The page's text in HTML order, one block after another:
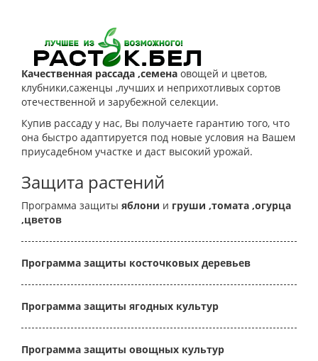
Качественная рассада ,семена овощей и цветов,
клубники,саженцы ,лучших и неприхотливых сортов
отечественной и зарубежной селекции.
Купив рассаду у нас, Вы получаете гарантию того, что
она быстро адаптируется под новые условия на Вашем
приусадебном участке и даст высокий урожай.
Защита растений
Программа защиты яблони и груши ,томата ,огурца
,цветов
Программа защиты косточковых деревьев
Программа защиты ягодных культур
Программа защиты овощных культур